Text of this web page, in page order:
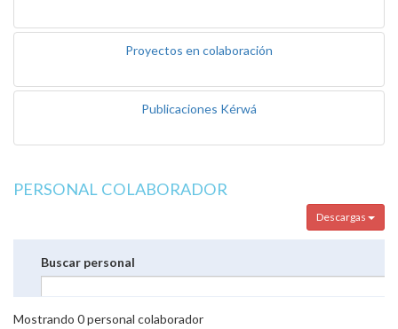
Proyectos en colaboración
Publicaciones Kérwá
PERSONAL COLABORADOR
Descargas
Buscar personal
Mostrando 0personal colaborador